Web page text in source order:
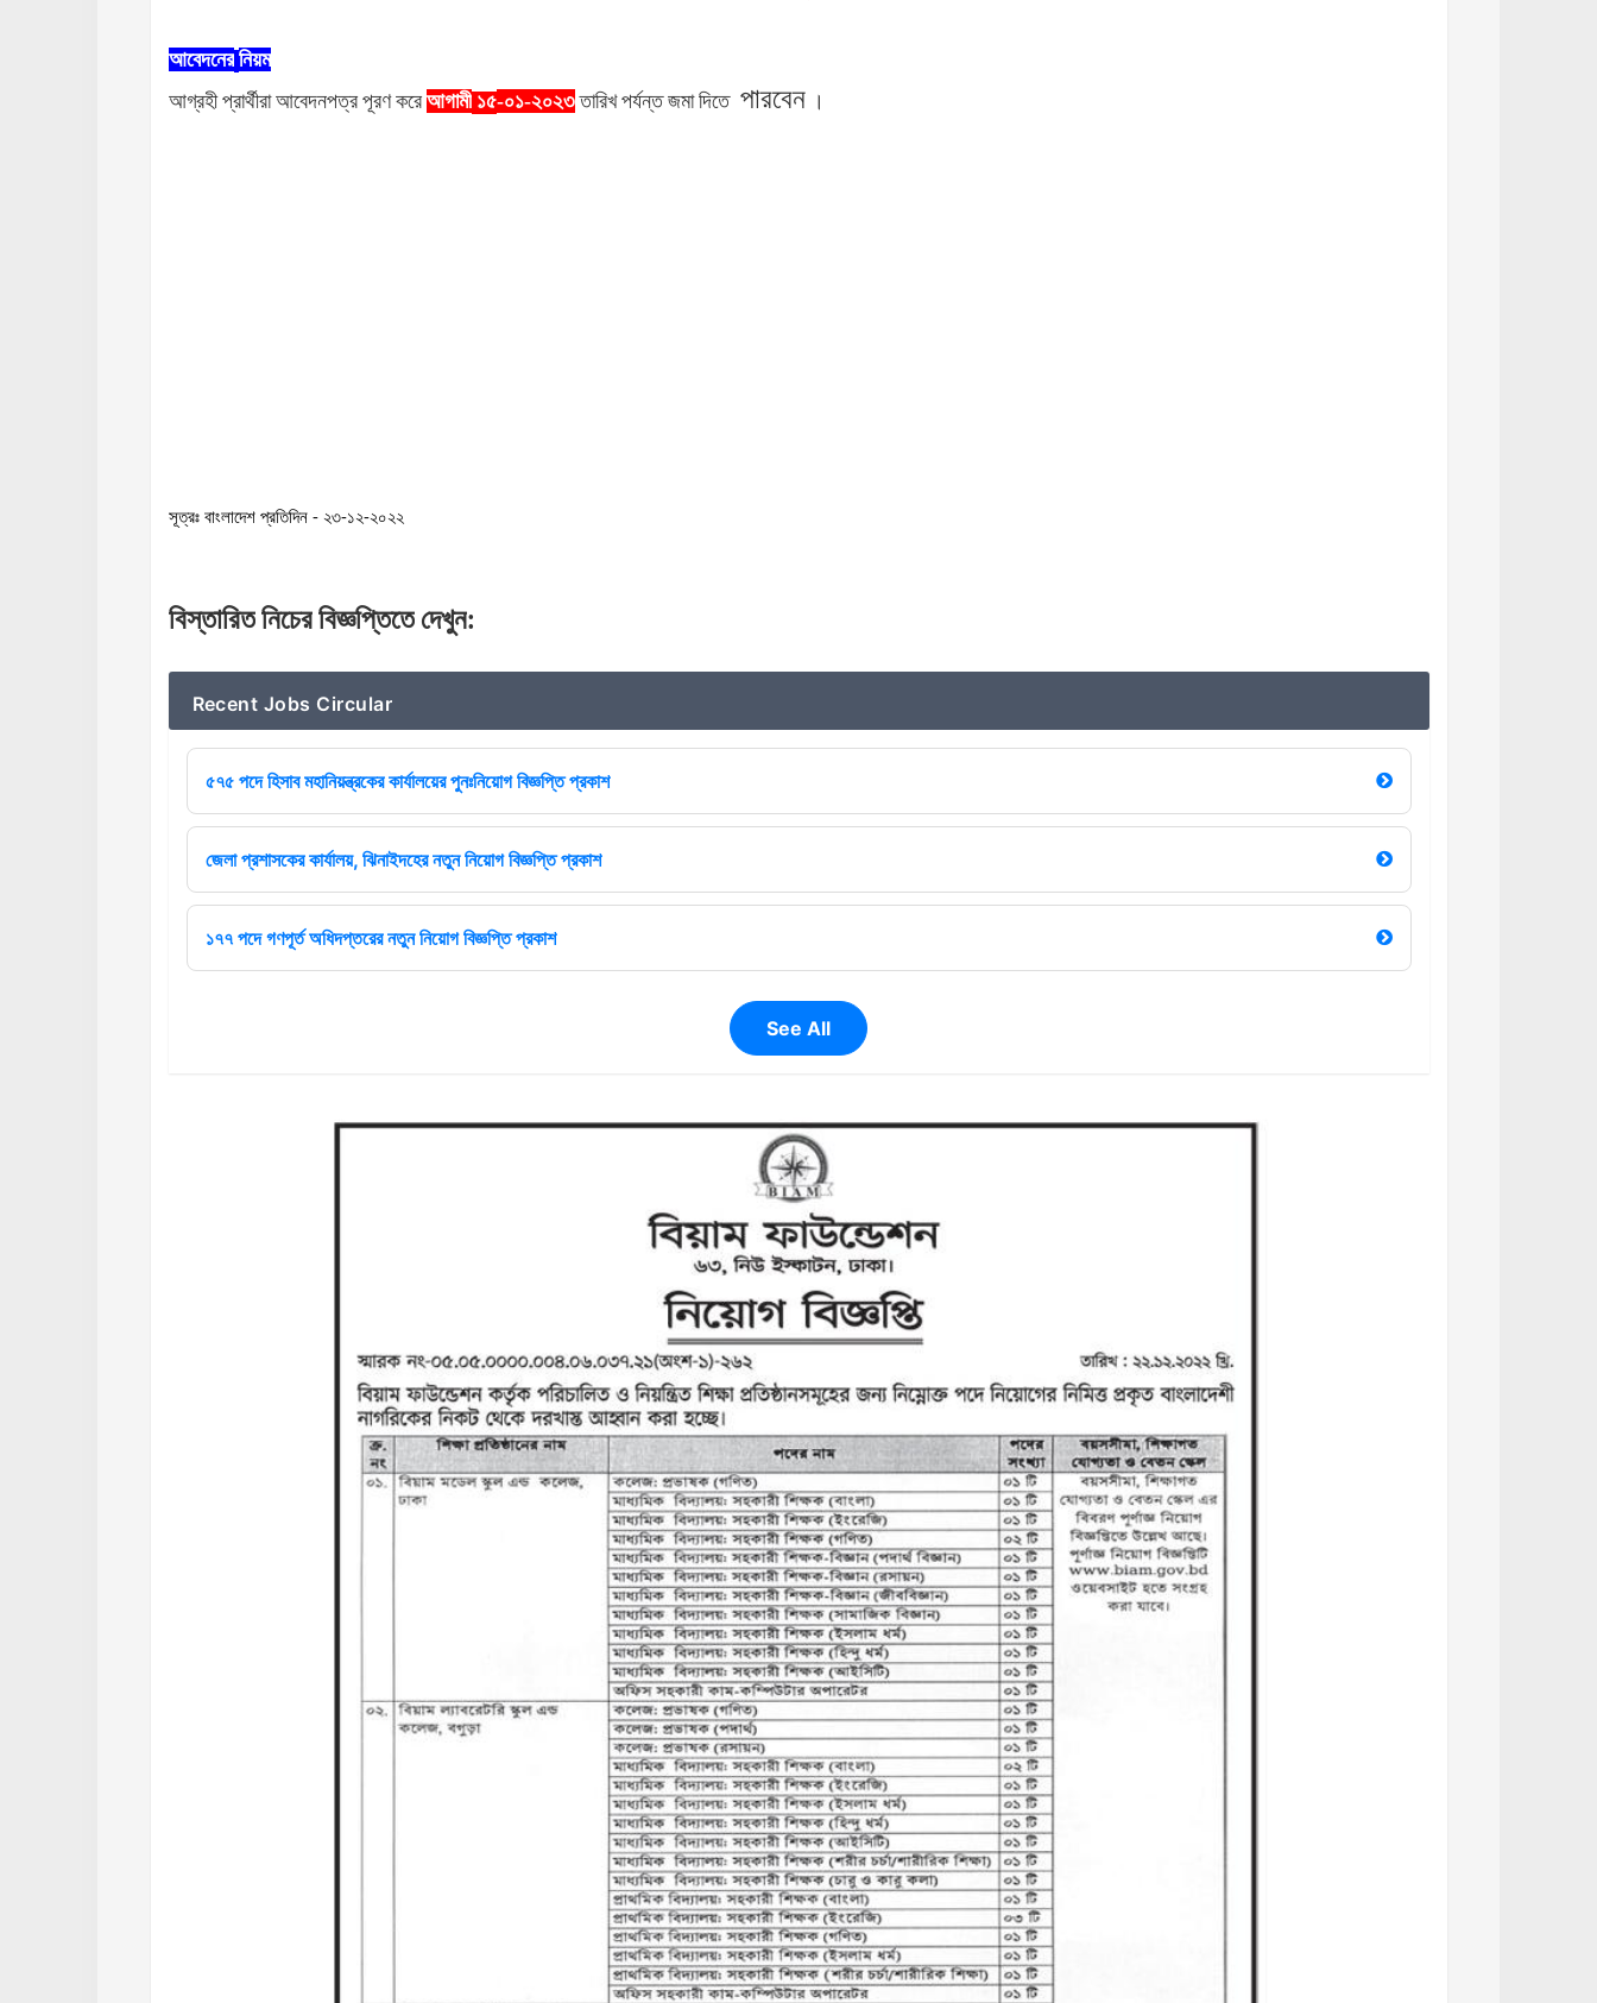
আবেদনের নিয়ম
আগ্রহী প্রার্থীরা আবেদনপত্র পূরণ করে আগামী১৫-০১-২০২৩ তারিখ পর্যন্ত জমা দিতে পারবেন ।
সূত্রঃ বাংলাদেশ প্রতিদিন - ২৩-১২-২০২২
বিস্তারিত নিচের বিজ্ঞপ্তিতে দেখুন:
Recent Jobs Circular
৫৭৫ পদে হিসাব মহানিয়ন্ত্রকের কার্যালয়ের পুনঃনিয়োগ বিজ্ঞপ্তি প্রকাশ
জেলা প্রশাসকের কার্যালয়, ঝিনাইদহের নতুন নিয়োগ বিজ্ঞপ্তি প্রকাশ
১৭৭ পদে গণপূর্ত অধিদপ্তরের নতুন নিয়োগ বিজ্ঞপ্তি প্রকাশ
See All